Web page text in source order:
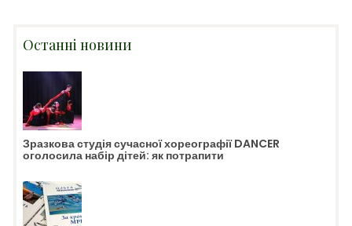
Останні новини
Зразкова студія сучасної хореографії DANCER
оголосила набір дітей: як потрапити